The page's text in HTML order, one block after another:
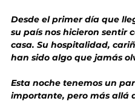
Desde el primer día que
su país nos hicieron sentir
casa. Su hospitalidad,
han sido algo que jamás
Esta noche tenemos un
importante, pero más allá